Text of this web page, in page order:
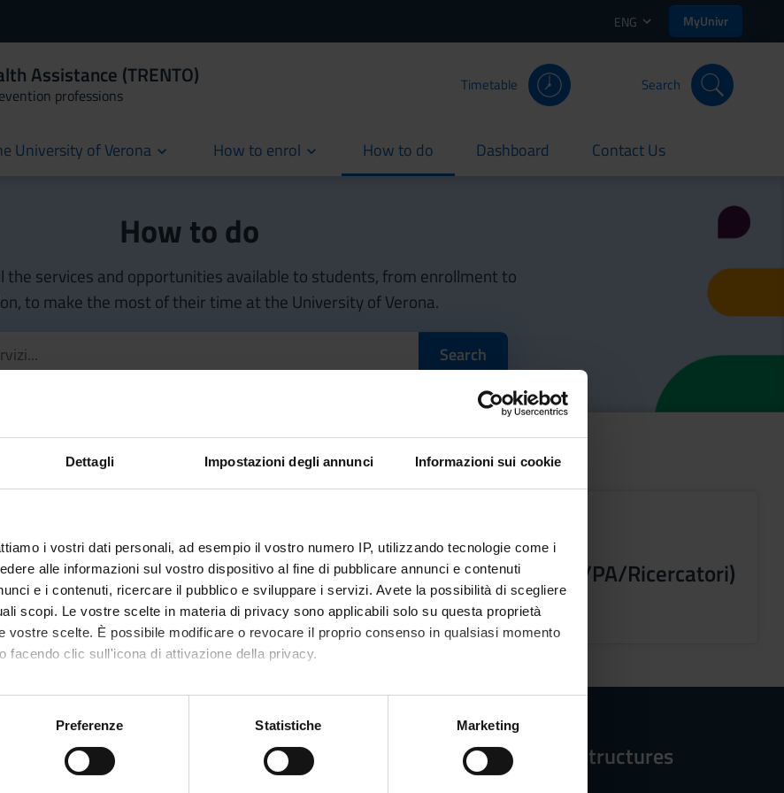
Dettagli Impostazioni degli annunci Informazioni sui cookie
i vostri dati personali, ad esempio il vostro numero IP, utilizzando tecnologie come i
alle informazioni sul vostro dispositivo al fine di pubblicare annunci e contenuti
e i contenuti, ricercare il pubblico e sviluppare i servizi. Avete la possibilità di scegliere
scopi. Le vostre scelte in materia di privacy sono applicabili solo su questa proprietà
vostre scelte. È possibile modificare o revocare il proprio consenso in qualsiasi momento
facendo clic sull'icona di attivazione della privacy.
anche:
sulla tua posizione geografica, con un'approssimazione di qualche metro,
Preferenze Statistiche Marketing
ENG MyUnivr
Assistance (TRENTO)
professions
Timetable Search
University of Verona How to enrol How to do
current Dashboard
current Contact Us
current
How to do
the services and opportunities available to students, from enrollment to
to make the most of their time at the University of Verona.
Docenti esterni (a contratto) - Post
laurea
Docenti interni (PO/PA/Ricercatori)
- Post laurea
Services and Faq Reference structures